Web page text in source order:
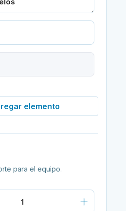
elemento
para el equipo.